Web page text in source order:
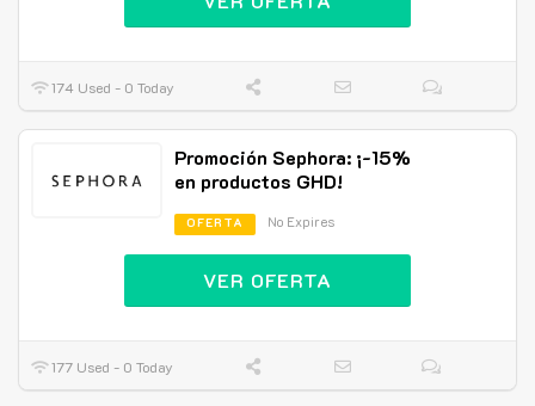
174 Used - 0 Today
Promoción Sephora: ¡-15%
en productos GHD!
OFERTA No Expires
VER OFERTA
177 Used - 0 Today